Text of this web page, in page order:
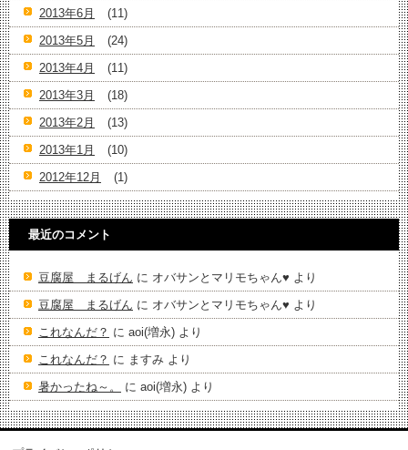
2013年6月
(11)
2013年5月
(24)
2013年4月
(11)
2013年3月
(18)
2013年2月
(13)
2013年1月
(10)
2012年12月
(1)
最近のコメント
豆腐屋 まるげん に オバサンとマリモちゃん♥️ より
豆腐屋 まるげん に オバサンとマリモちゃん♥️ より
これなんだ？ に aoi(増永) より
これなんだ？ に ますみ より
暑かったね～。
に aoi(増永) より